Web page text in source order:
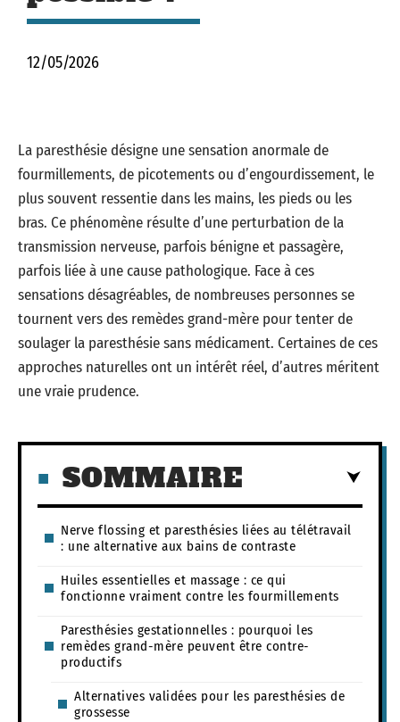
12/05/2026
La paresthésie désigne une sensation anormale de
fourmillements, de picotements ou d’engourdissement, le
plus souvent ressentie dans les mains, les pieds ou les
bras. Ce phénomène résulte d’une perturbation de la
transmission nerveuse, parfois bénigne et passagère,
parfois liée à une cause pathologique. Face à ces
sensations désagréables, de nombreuses personnes se
tournent vers des remèdes grand-mère pour tenter de
soulager la paresthésie sans médicament. Certaines de ces
approches naturelles ont un intérêt réel, d’autres méritent
une vraie prudence.
SOMMAIRE
Nerve flossing et paresthésies liées au télétravail
: une alternative aux bains de contraste
Huiles essentielles et massage : ce qui
fonctionne vraiment contre les fourmillements
Paresthésies gestationnelles : pourquoi les
remèdes grand-mère peuvent être contre-
productifs
Alternatives validées pour les paresthésies de
grossesse